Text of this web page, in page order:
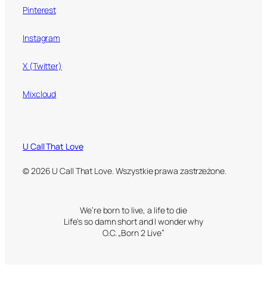
Pinterest
Instagram
X (Twitter)
Mixcloud
U Call That Love
© 2026 U Call That Love. Wszystkie prawa zastrzeżone.
We’re born to live, a life to die
Life’s so damn short and I wonder why
O.C. „Born 2 Live”